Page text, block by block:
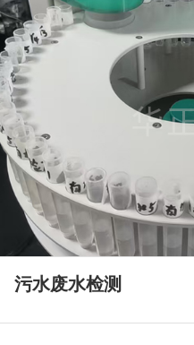
污水废水检测